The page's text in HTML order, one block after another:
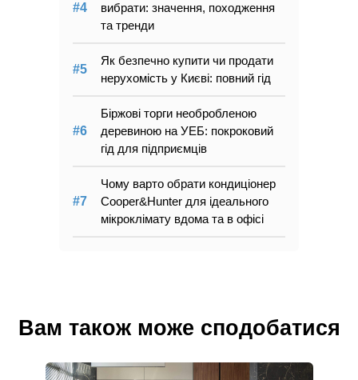
вибрати: значення, походження
та тренди
Як безпечно купити чи продати
нерухомість у Києві: повний гід
Біржові торги необробленою
деревиною на УЕБ: покроковий
гід для підприємців
Чому варто обрати кондиціонер
Cooper&Hunter для ідеального
мікроклімату вдома та в офісі
Вам також може сподобатися